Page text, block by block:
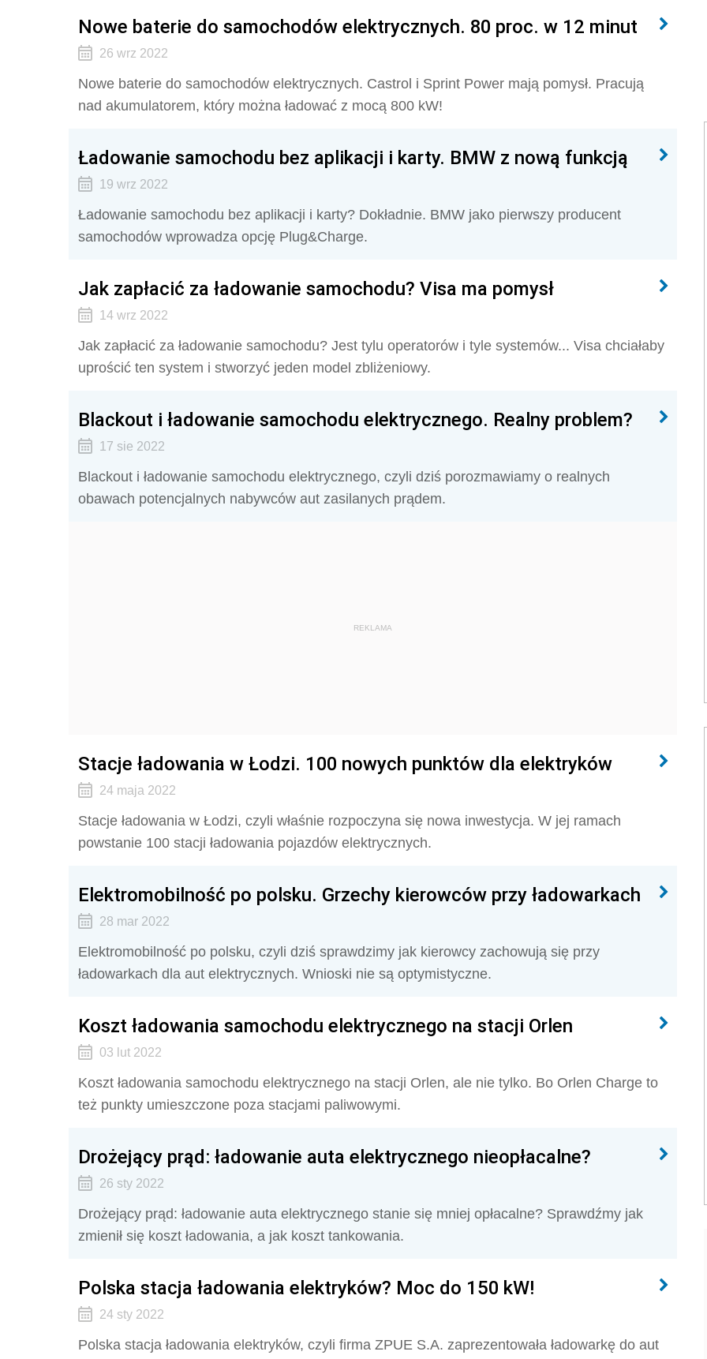
Nowe baterie do samochodów elektrycznych. 80 proc. w 12 minut
26 wrz 2022
Nowe baterie do samochodów elektrycznych. Castrol i Sprint Power mają pomysł. Pracują
nad akumulatorem, który można ładować z mocą 800 kW!
Ładowanie samochodu bez aplikacji i karty. BMW z nową funkcją
19 wrz 2022
Ładowanie samochodu bez aplikacji i karty? Dokładnie. BMW jako pierwszy producent
samochodów wprowadza opcję Plug&Charge.
Jak zapłacić za ładowanie samochodu? Visa ma pomysł
14 wrz 2022
Jak zapłacić za ładowanie samochodu? Jest tylu operatorów i tyle systemów... Visa chciałaby
uprościć ten system i stworzyć jeden model zbliżeniowy.
Blackout i ładowanie samochodu elektrycznego. Realny problem?
17 sie 2022
Blackout i ładowanie samochodu elektrycznego, czyli dziś porozmawiamy o realnych
obawach potencjalnych nabywców aut zasilanych prądem.
REKLAMA
Stacje ładowania w Łodzi. 100 nowych punktów dla elektryków
24 maja 2022
Stacje ładowania w Łodzi, czyli właśnie rozpoczyna się nowa inwestycja. W jej ramach
powstanie 100 stacji ładowania pojazdów elektrycznych.
Elektromobilność po polsku. Grzechy kierowców przy ładowarkach
28 mar 2022
Elektromobilność po polsku, czyli dziś sprawdzimy jak kierowcy zachowują się przy
ładowarkach dla aut elektrycznych. Wnioski nie są optymistyczne.
Koszt ładowania samochodu elektrycznego na stacji Orlen
03 lut 2022
Koszt ładowania samochodu elektrycznego na stacji Orlen, ale nie tylko. Bo Orlen Charge to
też punkty umieszczone poza stacjami paliwowymi.
Drożejący prąd: ładowanie auta elektrycznego nieopłacalne?
26 sty 2022
Drożejący prąd: ładowanie auta elektrycznego stanie się mniej opłacalne? Sprawdźmy jak
zmienił się koszt ładowania, a jak koszt tankowania.
Polska stacja ładowania elektryków? Moc do 150 kW!
24 sty 2022
Polska stacja ładowania elektryków, czyli firma ZPUE S.A. zaprezentowała ładowarkę do aut